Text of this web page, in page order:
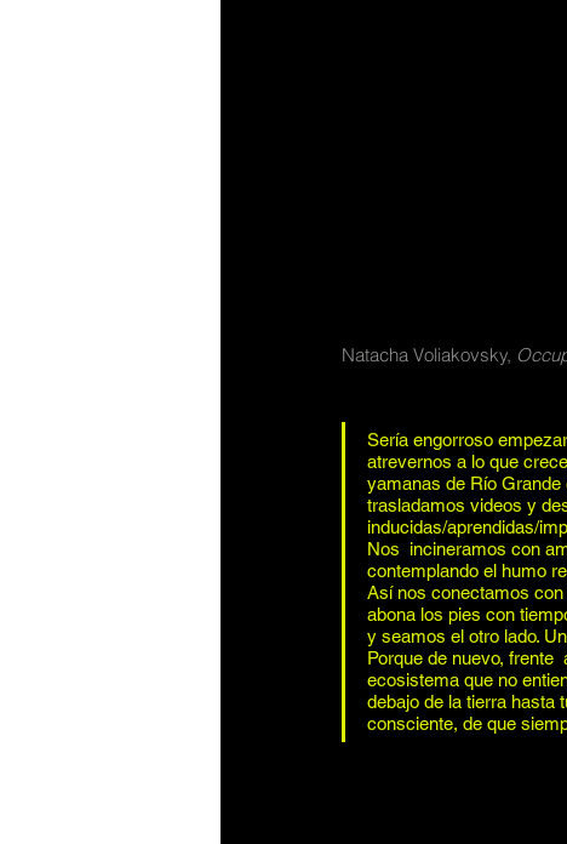
Natacha Voliakovsky,
Sería engorroso
atrevernos a lo que
yamanas de Río Grande
trasladamos videos y
inducidas/aprendidas/
Nos  incineramos con
contemplando el humo
Así nos conectamos
abona los pies con
y seamos el otro lado.
Porque de nuevo, frente
ecosistema que no
debajo de la tierra hasta
consciente, de que